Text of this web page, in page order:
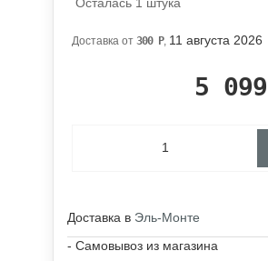
Доставка от300 Р, 11 августа 2026
5 099
Доставка в Эль-Монте
- Самовывоз из магазина